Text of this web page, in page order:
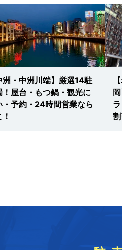
洲・中洲川端】厳選14駐
！屋台・もつ鍋・観光に
・予約・24時間営業なら